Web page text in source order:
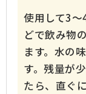
年体験レポート
使用して3
どで飲み物
ます。水の
す。残量が
たら、直ぐ